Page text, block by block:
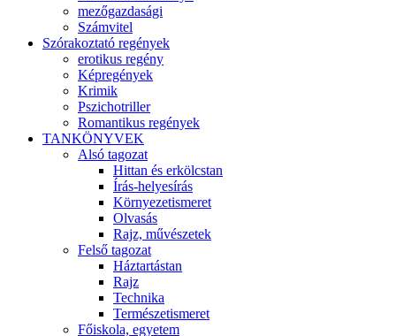
mezőgazdasági
Számvitel
Szórakoztató regények
erotikus regény
Képregények
Krimik
Pszichotriller
Romantikus regények
TANKÖNYVEK
Alsó tagozat
Hittan és erkölcstan
Írás-helyesírás
Környezetismeret
Olvasás
Rajz, művészetek
Felső tagozat
Háztartástan
Rajz
Technika
Természetismeret
Főiskola, egyetem